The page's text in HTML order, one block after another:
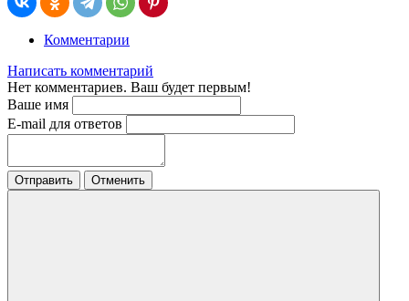
Комментарии
Написать комментарий
Нет комментариев. Ваш будет первым!
Ваше имя
E-mail для ответов
Отправить Отменить